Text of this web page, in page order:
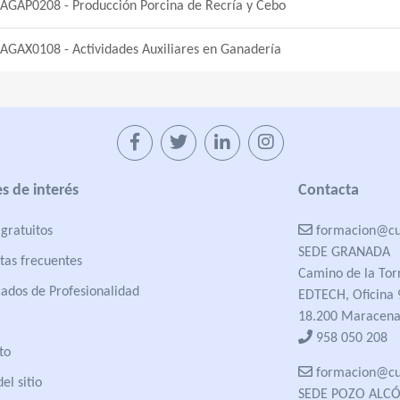
AGAP0208 - Producción Porcina de Recría y Cebo
AGAX0108 - Actividades Auxiliares en Ganadería
de interés
gratuitos
frecuentes
de Profesionalidad
sitio
Contacta
SEDE GRANADA
Camino de la
EDTECH, Oficina
18.200
958 050 208
SEDE POZO